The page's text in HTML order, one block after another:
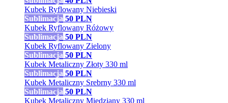
Kubek Ryflowany Niebieski
Sublimacja 50 PLN
Kubek Ryflowany Różowy
Sublimacja 50 PLN
Kubek Ryflowany Zielony
Sublimacja 50 PLN
Kubek Metaliczny Złoty 330 ml
Sublimacja 50 PLN
Kubek Metaliczny Srebrny 330 ml
Sublimacja 50 PLN
Kubek Metaliczny Miedziany 330 ml